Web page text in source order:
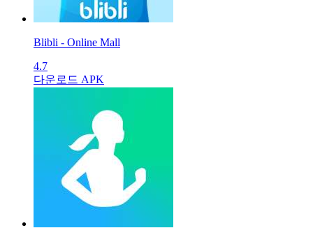
Blibli - Online Mall
4.7
다운로드 APK